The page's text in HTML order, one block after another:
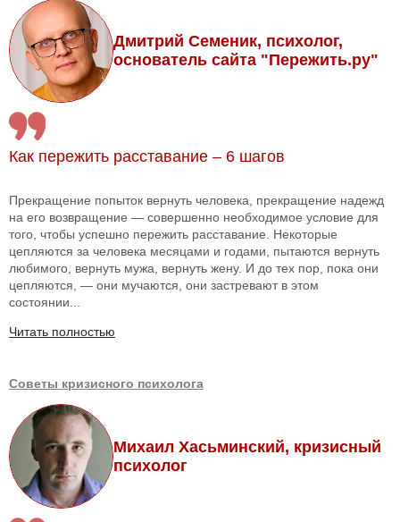
Дмитрий Семеник, психолог,
основатель сайта "Пережить.ру"
Как пережить расставание – 6 шагов
Прекращение попыток вернуть человека, прекращение надежд
на его возвращение — совершенно необходимое условие для
того, чтобы успешно пережить расставание. Некоторые
цепляются за человека месяцами и годами, пытаются вернуть
любимого, вернуть мужа, вернуть жену. И до тех пор, пока они
цепляются, — они мучаются, они застревают в этом
состоянии...
Читать полностью
Советы кризисного психолога
Михаил Хасьминский, кризисный
психолог